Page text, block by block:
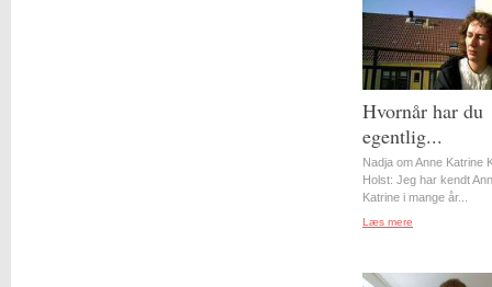
Hvornår har du
egentlig...
Nadja om Anne Katrine
Holst: Jeg har kendt
Katrine i mange år...
Læs mere